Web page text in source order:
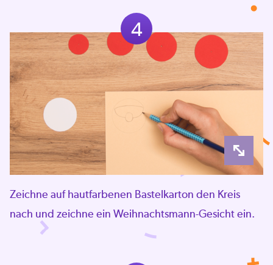
4
Zeichne auf hautfarbenen Bastelkarton den Kreis
nach und zeichne ein Weihnachtsmann-Gesicht ein.